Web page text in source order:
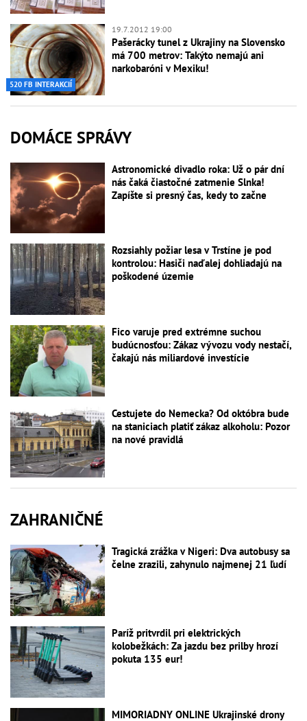
520 FB INTERAKCIÍ
19.7.2012 19:00
Pašerácky tunel z Ukrajiny na Slovensko
má 700 metrov: Takýto nemajú ani
narkobaróni v Mexiku!
DOMÁCE SPRÁVY
Astronomické divadlo roka: Už o pár dní
nás čaká čiastočné zatmenie Slnka!
Zapíšte si presný čas, kedy to začne
Rozsiahly požiar lesa v Trstíne je pod
kontrolou: Hasiči naďalej dohliadajú na
poškodené územie
Fico varuje pred extrémne suchou
budúcnosťou: Zákaz vývozu vody nestačí,
čakajú nás miliardové investície
Cestujete do Nemecka? Od októbra bude
na staniciach platiť zákaz alkoholu: Pozor
na nové pravidlá
ZAHRANIČNÉ
Tragická zrážka v Nigeri: Dva autobusy sa
čelne zrazili, zahynulo najmenej 21 ľudí
Paríž pritvrdil pri elektrických
kolobežkách: Za jazdu bez prilby hrozí
pokuta 135 eur!
MIMORIADNY ONLINE Ukrajinské drony